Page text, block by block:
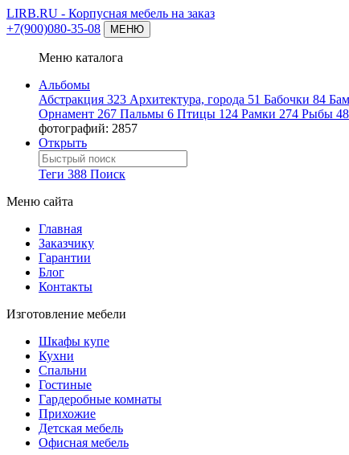
LIRB.RU - Корпусная мебель на заказ
+7(900)080-35-08
МЕНЮ
Меню каталога
Альбомы
Абстракция 323 Архитектура, города 51 Бабочки 84
Орнамент 267 Пальмы 6 Птицы 124 Рамки 274 Рыбы 48
фотографий: 2857
Открыть
Теги 388 Поиск
Меню сайта
Главная
Заказчику
Гарантии
Блог
Контакты
Изготовление мебели
Шкафы купе
Кухни
Спальни
Гостиные
Гардеробные комнаты
Прихожие
Детская мебель
Офисная мебель